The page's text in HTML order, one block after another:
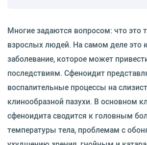
Многие задаются вопросом: что это
взрослых людей. На самом деле это
заболевание, которое может
последствиям. Сфеноидит
воспалительные процессы на
клинообразной пазухи. В основном
сфеноидита сводится к головным
температуры тела, проблемам с